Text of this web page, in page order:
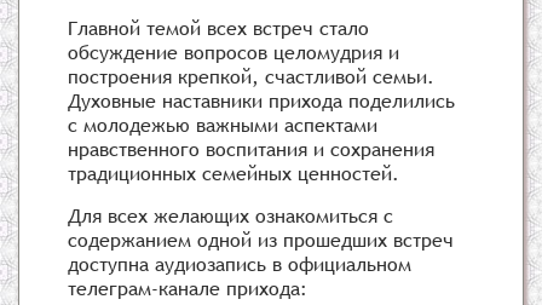
Главной темой всех встреч стало
обсуждение вопросов целомудрия и
построения крепкой, счастливой семьи.
Духовные наставники прихода поделились
с молодежью важными аспектами
нравственного воспитания и сохранения
традиционных семейных ценностей.
Для всех желающих ознакомиться с
содержанием одной из прошедших встреч
доступна аудиозапись в официальном
телеграм-канале прихода: